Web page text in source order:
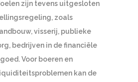
zijn tevens uitgesloten
zoals
visserij, publieke
bedrijven in de financiële
Voor boeren en
kan de